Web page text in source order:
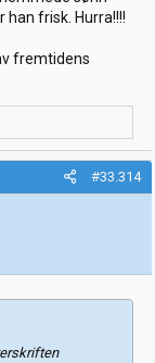
frisk. Hurra!!!!
fremtidens
#33.314